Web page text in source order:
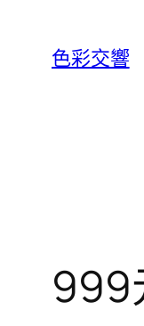
色彩交響
999